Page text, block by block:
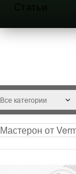
Мастерон от